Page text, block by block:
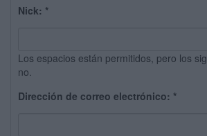
Nick: *
Los espacios están permitidos, pero los
no.
Dirección de correo electrónico: *